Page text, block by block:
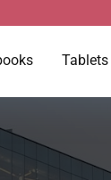
Tablets